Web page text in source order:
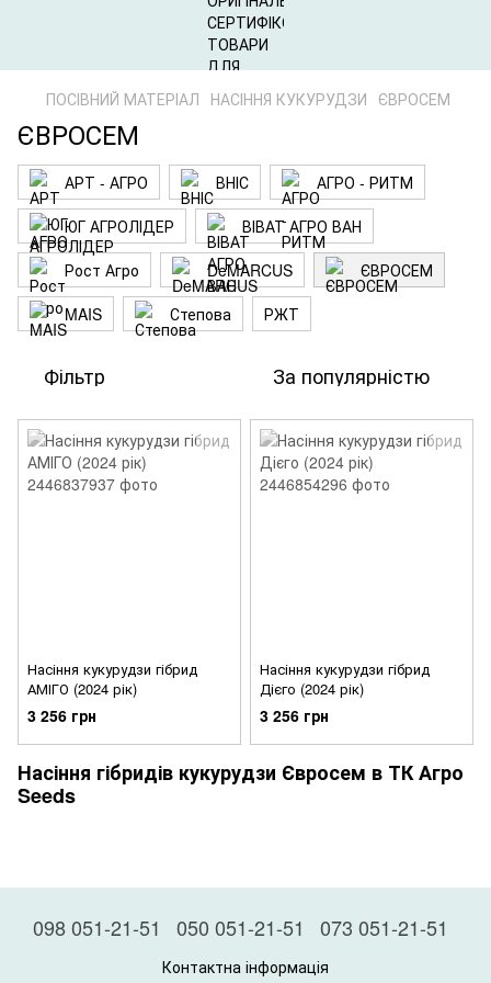
ПОСІВНИЙ МАТЕРІАЛ НАСІННЯ КУКУРУДЗИ ЄВРОСЕМ
ЄВРОСЕМ
АРТ - АГРО ВНІС
АГРО - РИТМ
ЮГ АГРОЛІДЕР
ВІВАТ АГРО ВАН
Рост Агро
DeMARCUS
ЄВРОСЕМ
MAIS
Степова РЖТ
Фільтр За популярністю
Насіння кукурудзи гібрид
АМІГО (2024 рік)
3 256 грн
Насіння кукурудзи гібрид
Дієго (2024 рік)
3 256 грн
Насіння гібридів кукурудзи Євросем в ТК Агро
Seeds
098 051-21-51 050 051-21-51 073 051-21-51
Контактна інформація